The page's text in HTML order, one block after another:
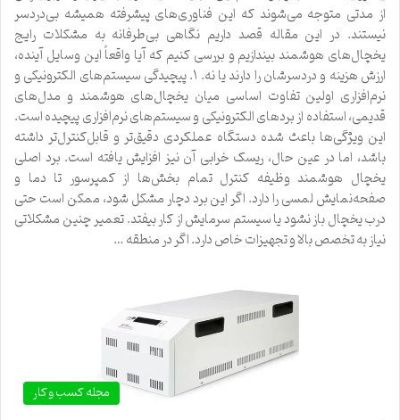
از مدتی متوجه می‌شوند که این فناوری‌های پیشرفته همیشه بی‌دردسر
نیستند. در این مقاله قصد داریم نگاهی بی‌طرفانه به مشکلات رایج
یخچال‌های هوشمند بیندازیم و بررسی کنیم که آیا واقعاً این وسایل آینده،
ارزش هزینه و دردسرشان را دارند یا نه. ۱. پیچیدگی سیستم‌های الکترونیکی و
نرم‌افزاری اولین تفاوت اساسی میان یخچال‌های هوشمند و مدل‌های
قدیمی، استفاده از بردهای الکترونیکی و سیستم‌های نرم‌افزاری پیچیده است.
این ویژگی‌ها باعث شده دستگاه عملکردی دقیق‌تر و قابل‌کنترل‌تر داشته
باشد، اما در عین حال، ریسک خرابی آن نیز افزایش یافته است. برد اصلی
یخچال هوشمند وظیفه کنترل تمام بخش‌ها از کمپرسور تا دما و
صفحه‌نمایش لمسی را دارد. اگر این برد دچار مشکل شود، ممکن است حتی
درب یخچال باز نشود یا سیستم سرمایش از کار بیفتد. تعمیر چنین مشکلاتی
نیاز به تخصص بالا و تجهیزات خاص دارد. اگر در منطقه …
مجله کسب و کار